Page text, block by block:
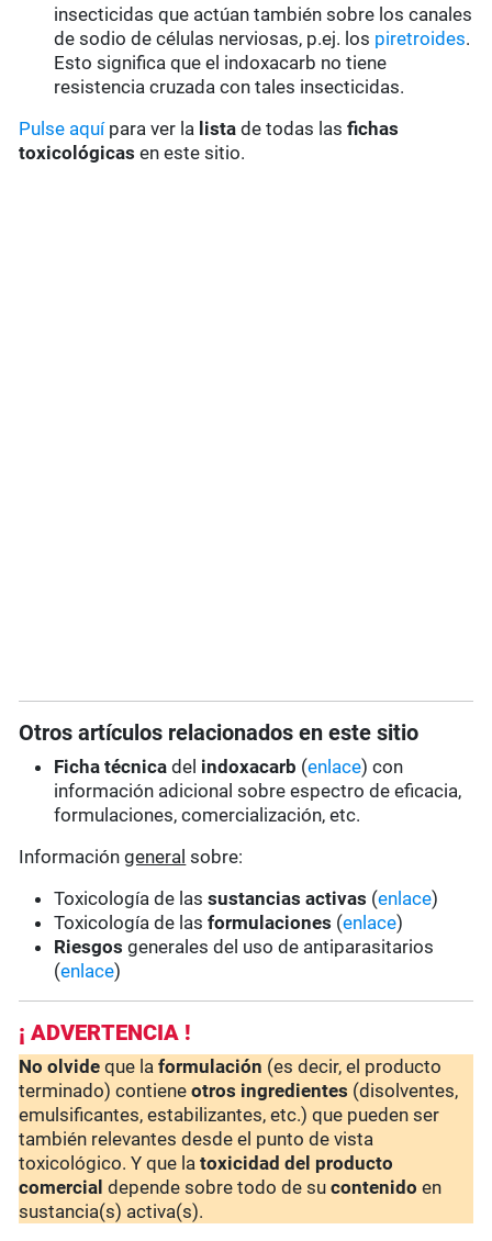
insecticidas que actúan también sobre los canales
de sodio de células nerviosas, p.ej. los piretroides.
Esto significa que el indoxacarb no tiene
resistencia cruzada con tales insecticidas.
Pulse aquípara ver la lista de todas lasfichas
toxicológicas en este sitio.
Otros artículos relacionados en este sitio
Ficha técnica del indoxacarb (enlace) con
información adicional sobre espectro de eficacia,
formulaciones, comercialización, etc.
Informacióngeneral sobre:
Toxicología de lassustancias activas (enlace)
Toxicología de lasformulaciones (enlace)
Riesgos generales del uso de antiparasitarios
(enlace)
¡ ADVERTENCIA !
No olvide que laformulación (es decir, el producto
terminado) contieneotros ingredientes (disolventes,
emulsificantes, estabilizantes, etc.) que pueden ser
también relevantes desde el punto de vista
toxicológico. Y que latoxicidad del producto
comercial depende sobre todo de sucontenido en
sustancia(s) activa(s).